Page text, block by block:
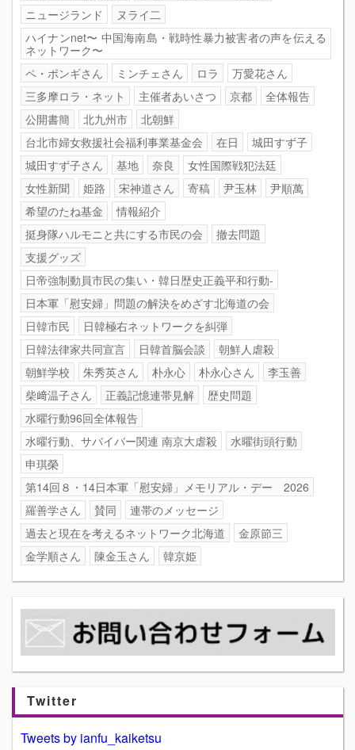
ニュージランド
ヌライ二
ハイナンnet〜 中国海南島・戦時性暴力被害者の声を伝える
ネットワーク〜
ペ・ポンギさん
ミンチェさん ロラ
万愛花さん
三多摩ロラ・ネット
主催者あいさつ 京都
全体報告
公開書簡
北九州市
北朝鮮
台北市婦女救援社会福利事業基金会
在日
城田すず子
城田すず子さん
基地 奈良
女性国際戦犯法廷
女性新聞
姫路 宋神道さん 寄稿 尹玉林
尹順萬
希望のたね基金
情報紹介
挺身隊ハルモニと共にする市民の会
撤去問題
支援グッズ
日帝強制動員市民の集い・韓日歴史正義平和行動-
日本軍「慰安婦」問題の解決をめざす北海道の会
日韓市民
日韓極右ネットワークを糾弾
日韓法律家共同宣言
日韓首脳会談
朝鮮人虐殺
朝鮮学校
朱秀英さん 朴永心 朴永心さん
李玉善
柴﨑温子さん
正義記憶連帯見解
歴史問題
水曜行動96回全体報告
水曜行動、サバイバー関連 南京大虐殺
水曜街頭行動
申琪榮
第14回８・14日本軍「慰安婦」メモリアル・デー 2026
羅善学さん
賛同
連帯のメッセージ
過去と現在を考えるネットワーク北海道
金原節三
金学順さん
陳金玉さん 韓京姫
Twitter
Tweets by ianfu_kaiketsu